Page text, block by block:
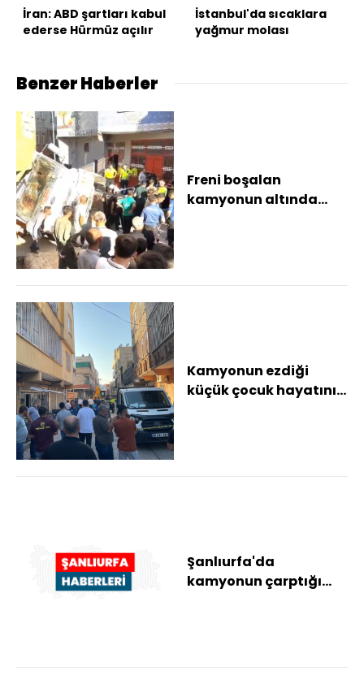
İran: ABD şartları kabul
ederse Hürmüz açılır
İstanbul'da sıcaklara
yağmur molası
Benzer Haberler
Freni boşalan
kamyonun altında
Kamyonun ezdiği
küçük çocuk hayatını
Şanlıurfa'da
kamyonun çarptığı